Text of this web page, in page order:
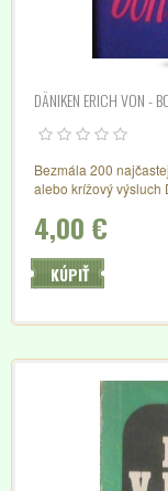
DÄNIKEN ERICH VON -
Bezmála 200
alebo krížový výsluch
4,00 €
KÚPIŤ